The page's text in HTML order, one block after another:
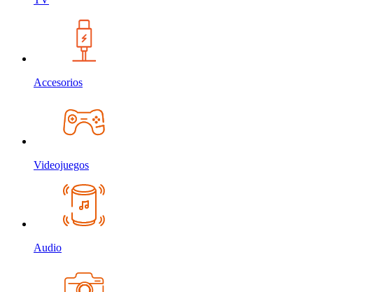
Accesorios
Videojuegos
Audio